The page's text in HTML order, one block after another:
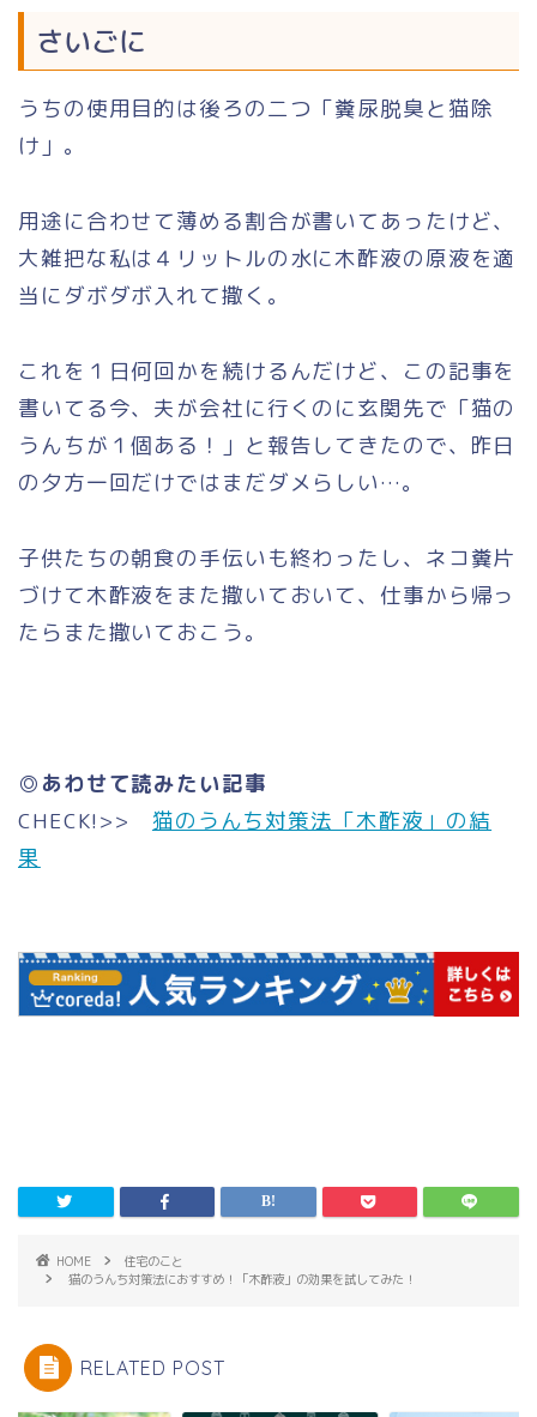
さいごに
うちの使用目的は後ろの二つ「糞尿脱臭と猫除
け」。
用途に合わせて薄める割合が書いてあったけど、
大雑把な私は４リットルの水に木酢液の原液を適
当にダボダボ入れて撒く。
これを１日何回かを続けるんだけど、この記事を
書いてる今、夫が会社に行くのに玄関先で「猫の
うんちが１個ある！」と報告してきたので、昨日
の夕方一回だけではまだダメらしい…。
子供たちの朝食の手伝いも終わったし、ネコ糞片
づけて木酢液をまた撒いておいて、仕事から帰っ
たらまた撒いておこう。
◎あわせて読みたい記事
CHECK! >> 猫のうんち対策法「木酢液」の結
果
HOME
住宅のこと
猫のうんち対策法におすすめ！「木酢液」の効果を試してみた！
RELATED POST